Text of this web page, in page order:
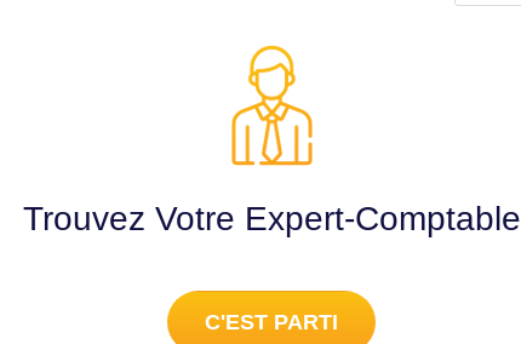
Trouvez Votre Expert-Comptable
C'EST PARTI